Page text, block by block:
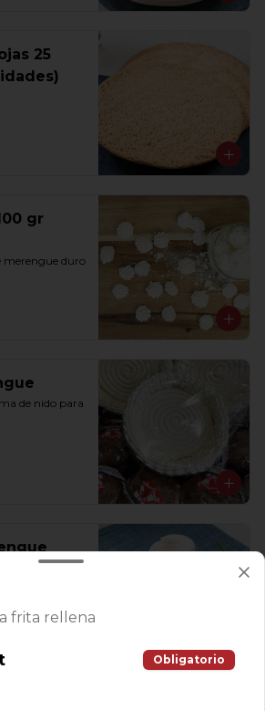
25
gr
merengue duro
de nido para
de tacita
frita rellena
Obligatorio